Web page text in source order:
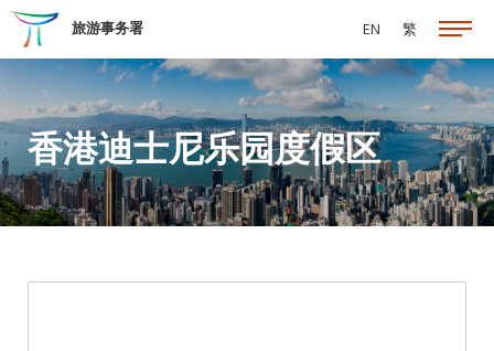
跳至主要内容
旅游事务署 EN 繁
香港迪士尼乐园度假区